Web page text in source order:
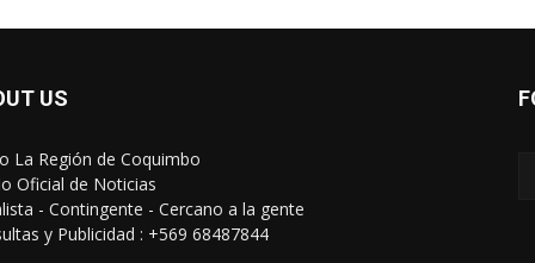
US
La Región de Coquimbo
Oficial de Noticias
- Contingente - Cercano a la gente
y Publicidad : +569 68487844